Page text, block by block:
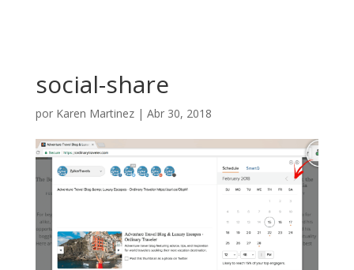
social-share
por Karen Martinez| Abr 30, 2018